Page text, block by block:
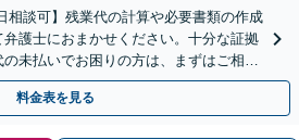
相談可】残業代の計算や必要書類の作成
護士におまかせください。十分な証拠
未払いでお困りの方は、まずはご相談
料金表を見る